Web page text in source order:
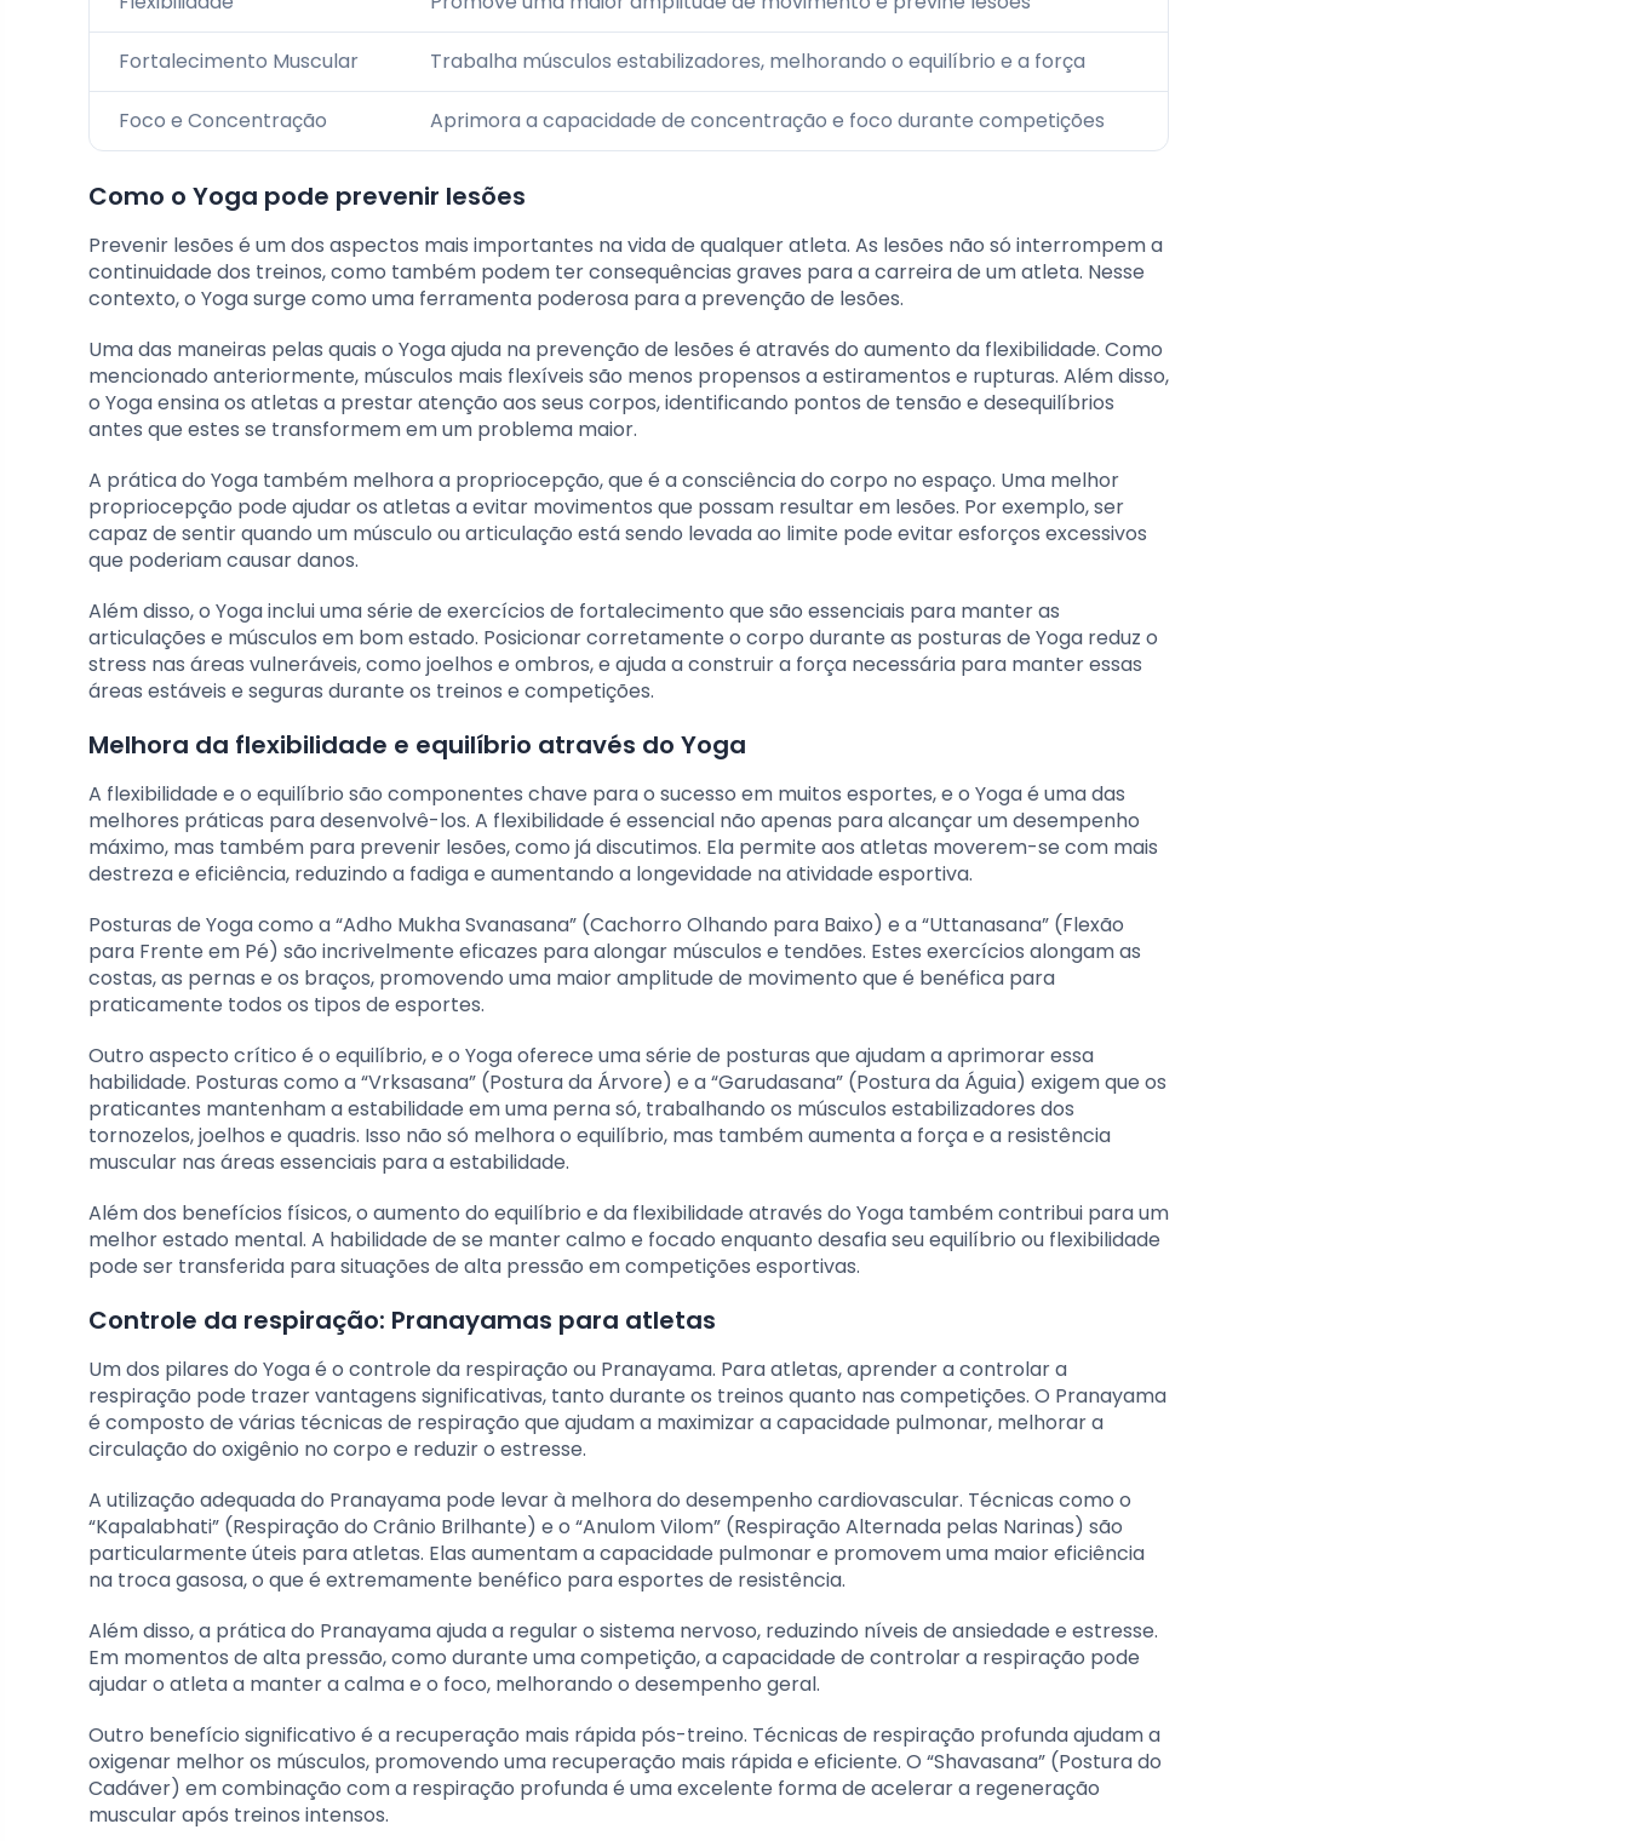
Fortalecimento Muscular Trabalha músculos estabilizadores, melhorando o equilíbrio e a força
Foco e Concentração Aprimora a capacidade de concentração e foco durante competições
Como o Yoga pode prevenir lesões
Prevenir lesões é um dos aspectos mais importantes na vida de qualquer atleta. As lesões não só interrompem a
continuidade dos treinos, como também podem ter consequências graves para a carreira de um atleta. Nesse
contexto, o Yoga surge como uma ferramenta poderosa para a prevenção de lesões.
Uma das maneiras pelas quais o Yoga ajuda na prevenção de lesões é através do aumento da flexibilidade. Como
mencionado anteriormente, músculos mais flexíveis são menos propensos a estiramentos e rupturas. Além disso,
o Yoga ensina os atletas a prestar atenção aos seus corpos, identificando pontos de tensão e desequilíbrios
antes que estes se transformem em um problema maior.
A prática do Yoga também melhora a propriocepção, que é a consciência do corpo no espaço. Uma melhor
propriocepção pode ajudar os atletas a evitar movimentos que possam resultar em lesões. Por exemplo, ser
capaz de sentir quando um músculo ou articulação está sendo levada ao limite pode evitar esforços excessivos
que poderiam causar danos.
Além disso, o Yoga inclui uma série de exercícios de fortalecimento que são essenciais para manter as
articulações e músculos em bom estado. Posicionar corretamente o corpo durante as posturas de Yoga reduz o
stress nas áreas vulneráveis, como joelhos e ombros, e ajuda a construir a força necessária para manter essas
áreas estáveis e seguras durante os treinos e competições.
Melhora da flexibilidade e equilíbrio através do Yoga
A flexibilidade e o equilíbrio são componentes chave para o sucesso em muitos esportes, e o Yoga é uma das
melhores práticas para desenvolvê-los. A flexibilidade é essencial não apenas para alcançar um desempenho
máximo, mas também para prevenir lesões, como já discutimos. Ela permite aos atletas moverem-se com mais
destreza e eficiência, reduzindo a fadiga e aumentando a longevidade na atividade esportiva.
Posturas de Yoga como a “Adho Mukha Svanasana” (Cachorro Olhando para Baixo) e a “Uttanasana” (Flexão
para Frente em Pé) são incrivelmente eficazes para alongar músculos e tendões. Estes exercícios alongam as
costas, as pernas e os braços, promovendo uma maior amplitude de movimento que é benéfica para
praticamente todos os tipos de esportes.
Outro aspecto crítico é o equilíbrio, e o Yoga oferece uma série de posturas que ajudam a aprimorar essa
habilidade. Posturas como a “Vrksasana” (Postura da Árvore) e a “Garudasana” (Postura da Águia) exigem que os
praticantes mantenham a estabilidade em uma perna só, trabalhando os músculos estabilizadores dos
tornozelos, joelhos e quadris. Isso não só melhora o equilíbrio, mas também aumenta a força e a resistência
muscular nas áreas essenciais para a estabilidade.
Além dos benefícios físicos, o aumento do equilíbrio e da flexibilidade através do Yoga também contribui para um
melhor estado mental. A habilidade de se manter calmo e focado enquanto desafia seu equilíbrio ou flexibilidade
pode ser transferida para situações de alta pressão em competições esportivas.
Controle da respiração: Pranayamas para atletas
Um dos pilares do Yoga é o controle da respiração ou Pranayama. Para atletas, aprender a controlar a
respiração pode trazer vantagens significativas, tanto durante os treinos quanto nas competições. O Pranayama
é composto de várias técnicas de respiração que ajudam a maximizar a capacidade pulmonar, melhorar a
circulação do oxigênio no corpo e reduzir o estresse.
A utilização adequada do Pranayama pode levar à melhora do desempenho cardiovascular. Técnicas como o
“Kapalabhati” (Respiração do Crânio Brilhante) e o “Anulom Vilom” (Respiração Alternada pelas Narinas) são
particularmente úteis para atletas. Elas aumentam a capacidade pulmonar e promovem uma maior eficiência
na troca gasosa, o que é extremamente benéfico para esportes de resistência.
Além disso, a prática do Pranayama ajuda a regular o sistema nervoso, reduzindo níveis de ansiedade e estresse.
Em momentos de alta pressão, como durante uma competição, a capacidade de controlar a respiração pode
ajudar o atleta a manter a calma e o foco, melhorando o desempenho geral.
Outro benefício significativo é a recuperação mais rápida pós-treino. Técnicas de respiração profunda ajudam a
oxigenar melhor os músculos, promovendo uma recuperação mais rápida e eficiente. O “Shavasana” (Postura do
Cadáver) em combinação com a respiração profunda é uma excelente forma de acelerar a regeneração
muscular após treinos intensos.